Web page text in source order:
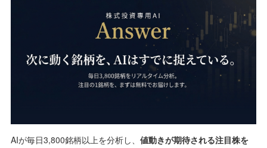
AIが毎日3,800銘柄以上を分析し、 値動きが期待される注目株を